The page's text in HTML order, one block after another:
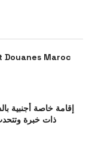
Douanes Maroc
إقامة خاصة أجنبية
ذات خبرة وتتحدث